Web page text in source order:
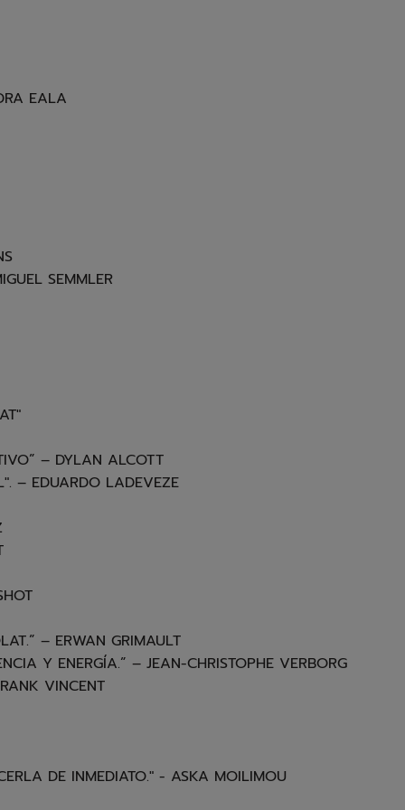
EALA
SEMMLER
– DYLAN ALCOTT
– EDUARDO LADEVEZE
– ERWAN GRIMAULT
Y ENERGÍA.” – JEAN-CHRISTOPHE VERBORG
VINCENT
DE INMEDIATO." - ASKA MOILIMOU